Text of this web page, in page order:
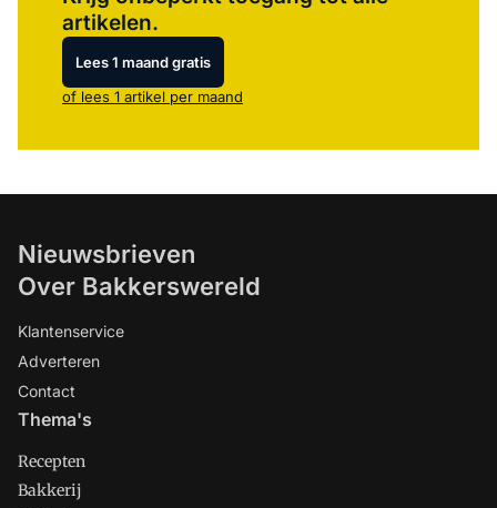
artikelen.
Lees 1 maand gratis
of lees 1 artikel per maand
Nieuwsbrieven
Over Bakkerswereld
Klantenservice
Adverteren
Contact
Thema's
Recepten
Bakkerij